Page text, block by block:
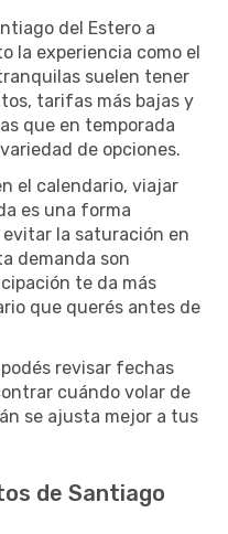
del Estero a
la experiencia como el
suelen tener
tarifas más bajas y
que en temporada
de opciones.
el calendario, viajar
es una forma
la saturación en
demanda son
te da más
que querés antes de
revisar fechas
cuándo volar de
se ajusta mejor a tus
de Santiago